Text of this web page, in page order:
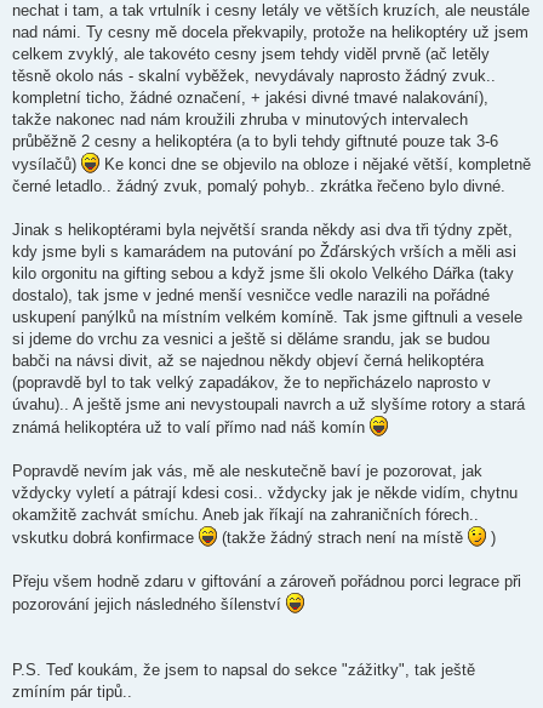
nechat i tam, a tak vrtulník i cesny letály ve větších kruzích, ale neustále
nad námi. Ty cesny mě docela překvapily, protože na helikoptéry už jsem
celkem zvyklý, ale takovéto cesny jsem tehdy viděl prvně (ač letěly
těsně okolo nás - skalní vyběžek, nevydávaly naprosto žádný zvuk..
kompletní ticho, žádné označení, + jakési divné tmavé nalakování),
takže nakonec nad nám kroužili zhruba v minutových intervalech
průběžně 2 cesny a helikoptéra (a to byli tehdy giftnuté pouze tak 3-6
vysílačů)
Ke konci dne se objevilo na obloze i nějaké větší, kompletně
černé letadlo.. žádný zvuk, pomalý pohyb.. zkrátka řečeno bylo divné.
Jinak s helikoptérami byla největší sranda někdy asi dva tři týdny zpět,
kdy jsme byli s kamarádem na putování po Žďárských vrších a měli asi
kilo orgonitu na gifting sebou a když jsme šli okolo Velkého Dářka (taky
dostalo), tak jsme v jedné menší vesničce vedle narazili na pořádné
uskupení panýlků na místním velkém komíně. Tak jsme giftnuli a vesele
si jdeme do vrchu za vesnici a ještě si děláme srandu, jak se budou
babči na návsi divit, až se najednou někdy objeví černá helikoptéra
(popravdě byl to tak velký zapadákov, že to nepřicházelo naprosto v
úvahu).. A ještě jsme ani nevystoupali navrch a už slyšíme rotory a stará
známá helikoptéra už to valí přímo nad náš komín
Popravdě nevím jak vás, mě ale neskutečně baví je pozorovat, jak
vždycky vyletí a pátrají kdesi cosi.. vždycky jak je někde vidím, chytnu
okamžitě zachvát smíchu. Aneb jak říkají na zahraničních fórech..
vskutku dobrá konfirmace
(takže žádný strach není na místě )
Přeju všem hodně zdaru v giftování a zároveň pořádnou porci legrace při
pozorování jejich následného šílenství
P.S. Teď koukám, že jsem to napsal do sekce "zážitky", tak ještě
zmíním pár tipů..